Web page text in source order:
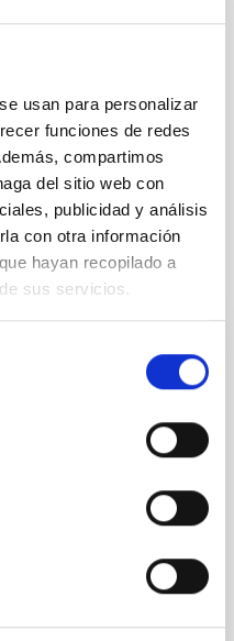
usan para personalizar
funciones de redes
compartimos
del sitio web con
publicidad y análisis
con otra información
hayan recopilado a
sus servicios.
Cloud and
model of star formation,
the magnetic
Pandhi et al. showed
of cores and
magnetic